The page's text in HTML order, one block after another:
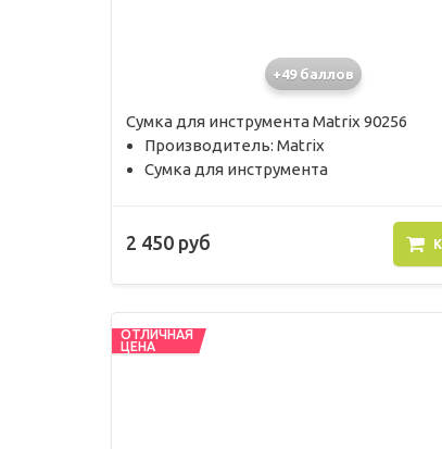
+49 баллов
Сумка для инструмента Matrix 90256
Производитель: Matrix
Сумка для инструмента
2 450 руб
ОТЛИЧНАЯ
ЦЕНА